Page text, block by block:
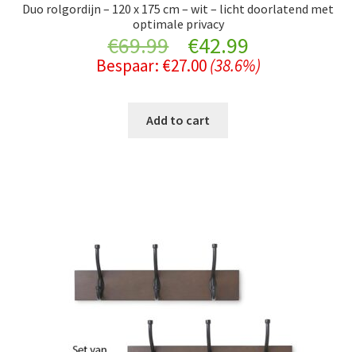
Duo rolgordijn – 120 x 175 cm – wit – licht doorlatend met
optimale privacy
€69.99
Original
price
was:
€42.99Current
price
Bespaar: €27.00 (38.6%)
Add to cart